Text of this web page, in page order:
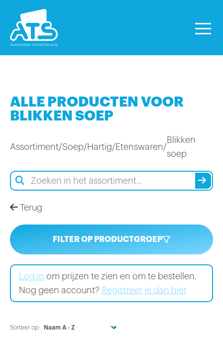
ALLE PRODUCTEN VOOR
BLIKKEN SOEP
Assortiment/Soep/Hartig/Etenswaren/
Blikken
soep
Terug
FILTER OP PRODUCTGROEP
Log in om prijzen te zien en om te bestellen.
Nog geen account? Registreer je dan hier
Sorteer op: